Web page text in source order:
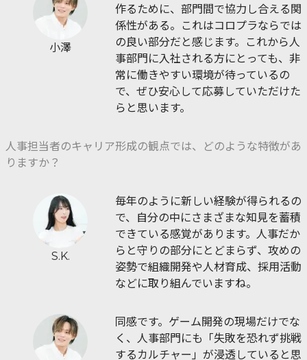
小澤
作るために、部門間で協力し合える関
係性がある。これはコロプラならでは
の良い部分だと感じます。これから人
事部門に入社される方にとっても、非
常に働きやすい環境が待っているの
で、ぜひ安心して応募していただけた
らと思います。
人事担当者のキャリア形成の観点では、どのような特徴があ
りますか？
S.K.
毎年のように新しい経験が得られるの
で、自分の中にさまざまな知見を蓄積
できている感覚があります。人事だか
らと守りの部分にとどまらず、攻めの
姿勢で組織開発や人材育成、採用活動
などに取り組んでいますね。
同感です。ゲーム開発の現場だけでな
く、人事部門にも「失敗を恐れず挑戦
するカルチャー」が浸透していると思